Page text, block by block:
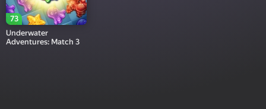
73
Underwater
Adventures: Match 3